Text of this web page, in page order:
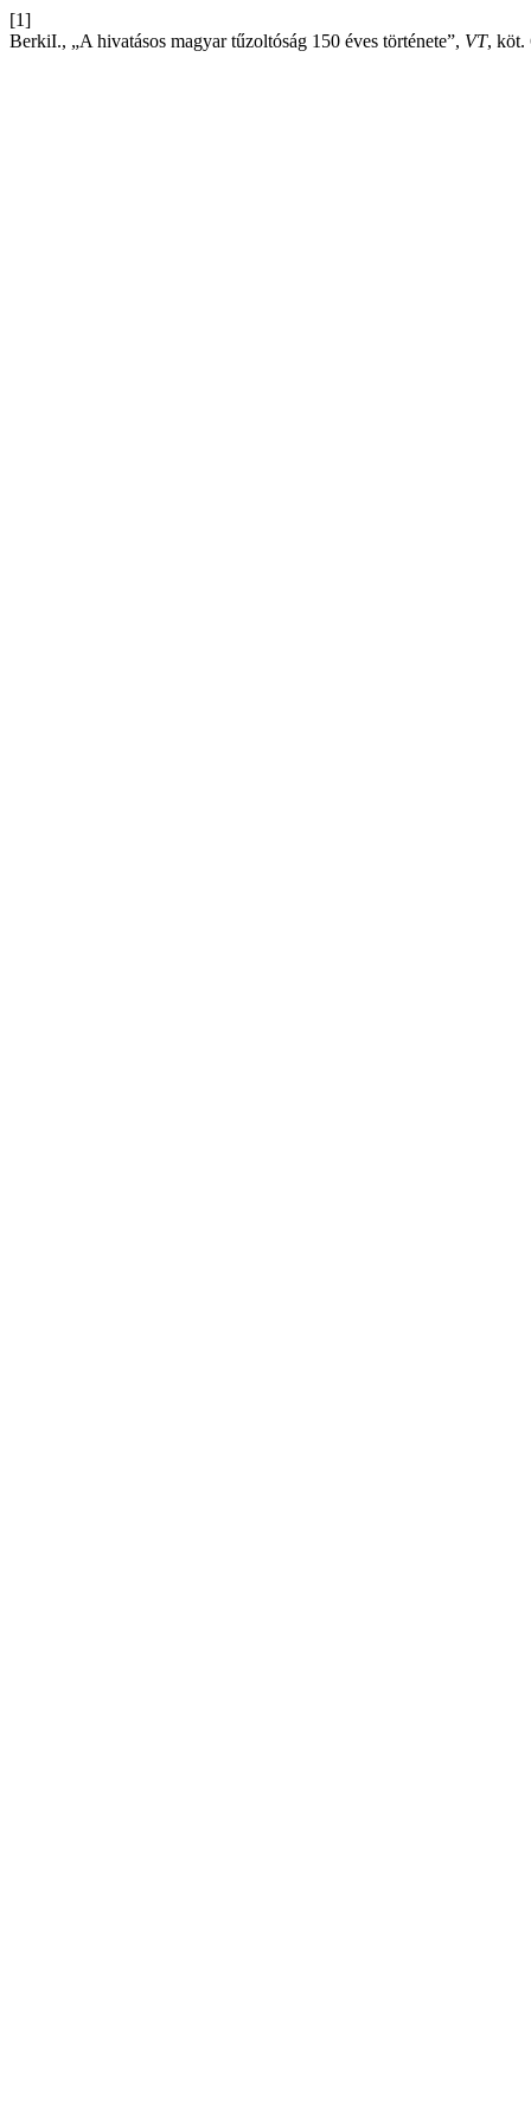
[1]
BerkiI., „A hivatásos magyar tűzoltóság 150 éves története”, VT, köt.